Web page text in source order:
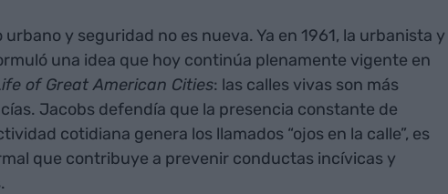
y seguridad no es nueva. Ya en 1961, la urbanista y
una idea que hoy continúa plenamente vigente en
of Great American Cities: las calles vivas son más
Jacobs defendía que la presencia constante de
cotidiana genera los llamados “ojos en la calle”, es
que contribuye a prevenir conductas incívicas y